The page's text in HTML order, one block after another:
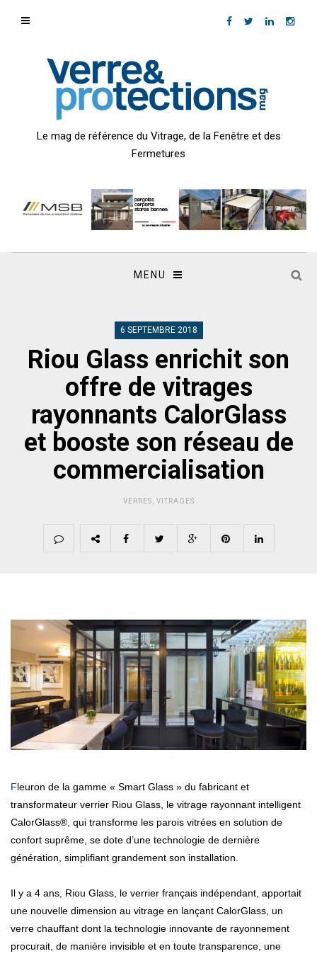
Le mag de référence du Vitrage, de la Fenêtre et des
Fermetures
MENU
6 SEPTEMBRE 2018
Riou Glass enrichit son
offre de vitrages
rayonnants CalorGlass
et booste son réseau de
commercialisation
VERRES VITRAGES
Fleuron de la gamme « Smart Glass » du fabricant et
transformateur verrier Riou Glass, le vitrage rayonnant intelligent
CalorGlass®, qui transforme les parois vitrées en solution de
confort suprême, se dote d’une technologie de dernière
génération, simplifiant grandement son installation.
Il y a 4 ans, Riou Glass, le verrier français indépendant, apportait
une nouvelle dimension au vitrage en lançant CalorGlass, un
verre chauffant dont la technologie innovante de rayonnement
procurait, de manière invisible et en toute transparence, une